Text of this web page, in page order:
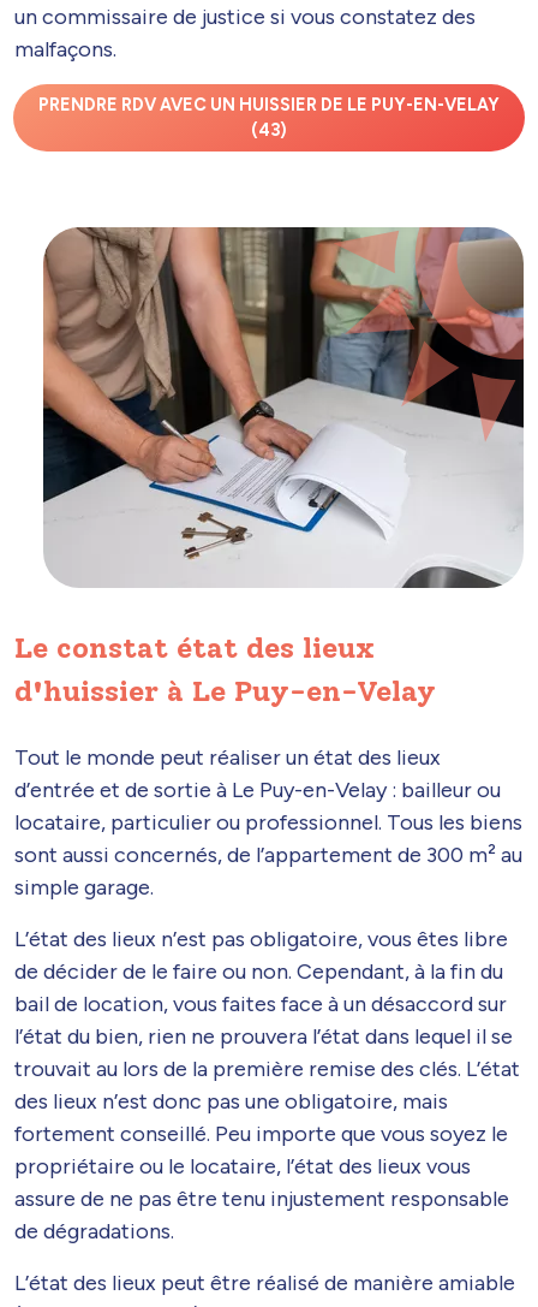
un commissaire de justice si vous constatez des
malfaçons.
PRENDRE RDV AVEC UN HUISSIER DE LE PUY-EN-VELAY
(43)
Le constat état des lieux
d'huissier à Le Puy-en-Velay
Tout le monde peut réaliser un état des lieux
d’entrée et de sortie à Le Puy-en-Velay : bailleur ou
locataire, particulier ou professionnel. Tous les biens
sont aussi concernés, de l’appartement de 300 m² au
simple garage.
L’état des lieux n’est pas obligatoire, vous êtes libre
de décider de le faire ou non. Cependant, à la fin du
bail de location, vous faites face à un désaccord sur
l’état du bien, rien ne prouvera l’état dans lequel il se
trouvait au lors de la première remise des clés. L’état
des lieux n’est donc pas une obligatoire, mais
fortement conseillé. Peu importe que vous soyez le
propriétaire ou le locataire, l’état des lieux vous
assure de ne pas être tenu injustement responsable
de dégradations.
L’état des lieux peut être réalisé de manière amiable